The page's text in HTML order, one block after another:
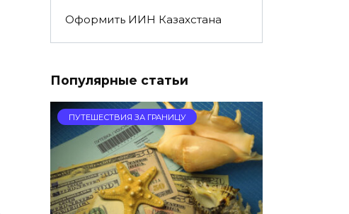
Оформить ИИН Казахстана
Популярные статьи
ПУТЕШЕСТВИЯ ЗА ГРАНИЦУ